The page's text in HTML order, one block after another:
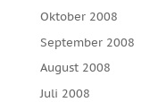
Oktober 2008
September 2008
August 2008
Juli 2008